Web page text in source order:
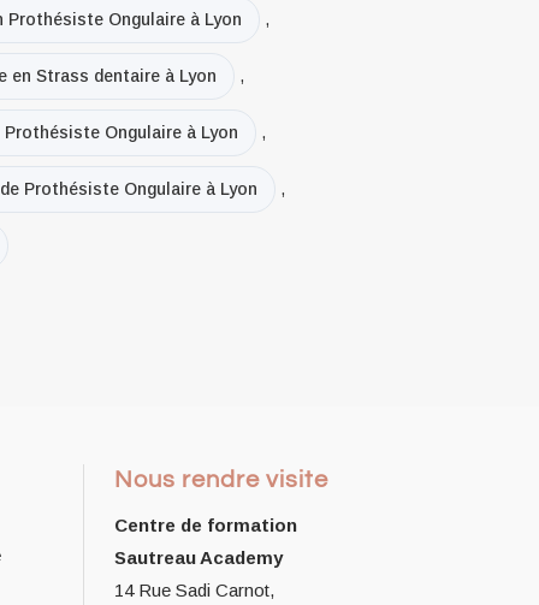
Ongulaire à Lyon ,
en Strass dentaire à Lyon ,
Ongulaire à Lyon ,
Prothésiste Ongulaire à Lyon ,
Nous rendre visite
Centre de formation
Sautreau Academy
14 Rue Sadi Carnot,